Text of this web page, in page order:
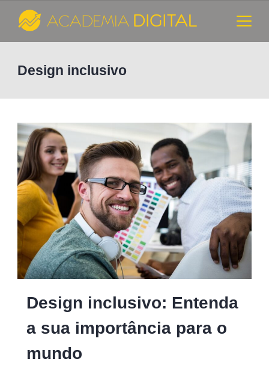
content
de
Marketing
Digital
-
Academia
Digital
Design inclusivo
inclusivo
no
digital
Design inclusivo: Entenda
a sua importância para o
mundo